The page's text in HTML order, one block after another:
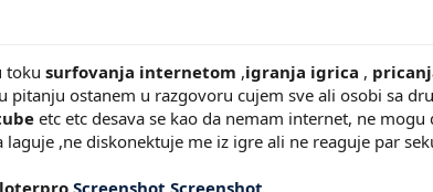
toku surfovanja internetom ,igranja igrica ,
u pitanju ostanem u razgovoru cujem sve ali osobi sa
etc etc desava se kao da nemam internet, ne
laguje ,ne diskonektuje me iz igre ali ne reaguje par
Screenshot Screenshot